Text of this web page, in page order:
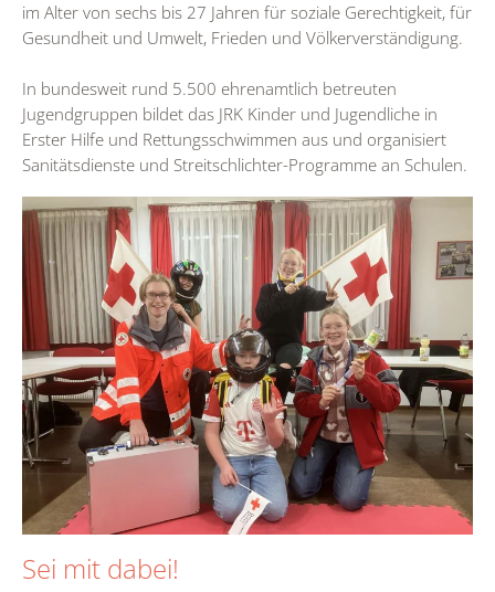
im Alter von sechs bis 27 Jahren für soziale Gerechtigkeit, für
Gesundheit und Umwelt, Frieden und Völkerverständigung.
In bundesweit rund 5.500 ehrenamtlich betreuten
Jugendgruppen bildet das JRK Kinder und Jugendliche in
Erster Hilfe und Rettungsschwimmen aus und organisiert
Sanitätsdienste und Streitschlichter-Programme an Schulen.
Sei mit dabei!